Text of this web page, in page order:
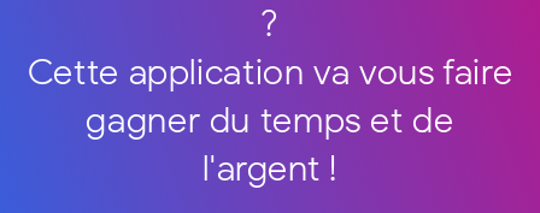
?
Cette application va vous faire
gagner du temps et de
l'argent !